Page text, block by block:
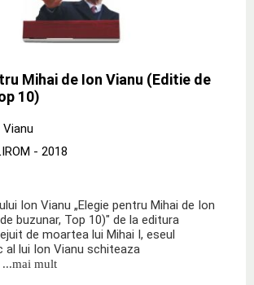
Mihai de Ion Vianu (Editie de
10)
Vianu
- 2018
Ion Vianu „Elegie pentru Mihai de Ion
buzunar, Top 10)" de la editura
de moartea lui Mihai I, eseul
al lui Ion Vianu schiteaza
...mai mult